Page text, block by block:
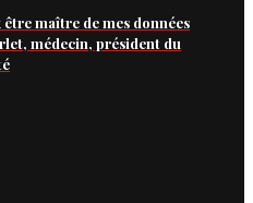
maître de mes données
médecin, président du